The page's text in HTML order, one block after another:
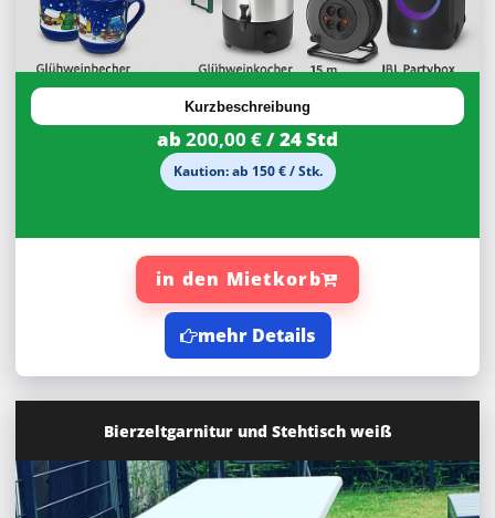
Kurzbeschreibung
ab200,00 €/ 24 Std
Kaution: ab 150 € / Stk.
in den Mietkorb
mehr Details
Bierzeltgarnitur und Stehtisch weiß